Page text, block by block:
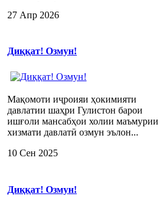
27 Апр 2026
Диққат! Озмун!
Мақомоти иҷроияи ҳокимияти
давлатии шаҳри Гулистон барои
ишғоли мансабҳои холии маъмурии
хизмати давлатӣ озмун эълон...
10 Сен 2025
Диққат! Озмун!